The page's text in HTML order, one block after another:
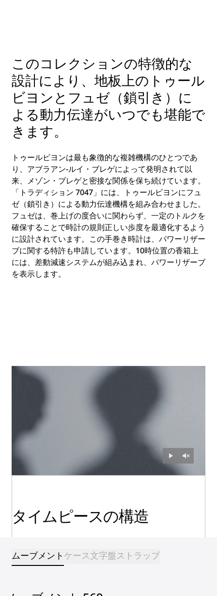
このコレクションの特徴的な
設計により、地板上のトゥール
ビヨンとフュゼ（鎖引き）に
よる動力伝達がいつでも堪能で
きます。
トゥールビヨンは最も象徴的な複雑機構のひとつであ
り、アブラアン-ルイ・ブレゲによって発明されて以
来、メゾン・ブレゲと密接な関係を保ち続けています。
「トラディション 7047」には、トゥールビヨンにフュ
ゼ（鎖引き）による動力伝達機構を組み合わせました。
フュゼは、巻上げの度合いに関わらず、一定のトルクを
確保することで時計の規則正しい歩度を最適化するよう
に設計されています。この手巻き時計は、パワーリザー
ブに関する特許も申請しています。10時位置の香箱上
には、差動減速システムが組み込まれ、パワーリザーブ
を表示します。
タイムピースの構造
ムーブメント ケース文字盤ストラップ